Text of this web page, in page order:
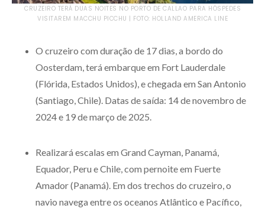
CRUZEIRO TERÁ DUAS NOITES NO PORTO DE CALLAO PARA HÓSPEDES
VISITAREM MACCHU PICCHU | FOTO: HOLLAND AMERICA LINE
O cruzeiro com duração de 17 dias, a bordo do
Oosterdam, terá embarque em Fort Lauderdale
(Flórida, Estados Unidos), e chegada em San Antonio
(Santiago, Chile). Datas de saída: 14 de novembro de
2024 e 19 de março de 2025.
Realizará escalas em Grand Cayman, Panamá,
Equador, Peru e Chile, com pernoite em Fuerte
Amador (Panamá). Em dos trechos do cruzeiro, o
navio navega entre os oceanos Atlântico e Pacífico,